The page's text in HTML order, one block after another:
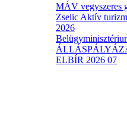
MÁV vegyszeres
Zselic Aktív
2026
ELBÍR 2026 07